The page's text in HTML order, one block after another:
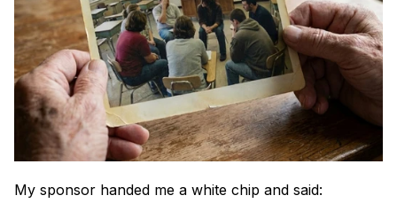
My sponsor handed me a white chip and said: